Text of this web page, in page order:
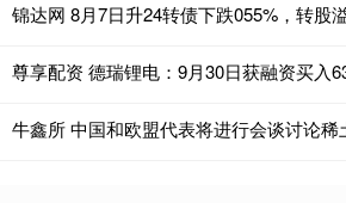
锦达网 8月7日升24转债下跌055%，转股
尊享配资 德瑞锂电：9月30日获融资买入
牛鑫所 中国和欧盟代表将进行会谈讨论